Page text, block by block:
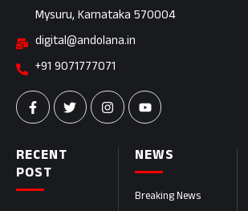
NEWS
Breaking News
RECENT
POST
Mysuru, Karnataka 570004
digital@andolana.in
+91 9071777071